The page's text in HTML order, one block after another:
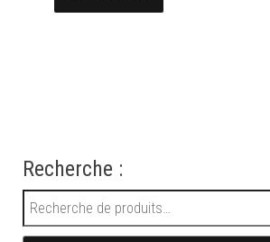
Recherche :
Recherche pour :